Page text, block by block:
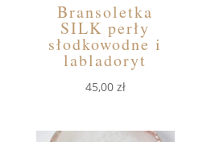
Bransoletka
SILK perły
słodkowodne i
labladoryt
45,00 zł